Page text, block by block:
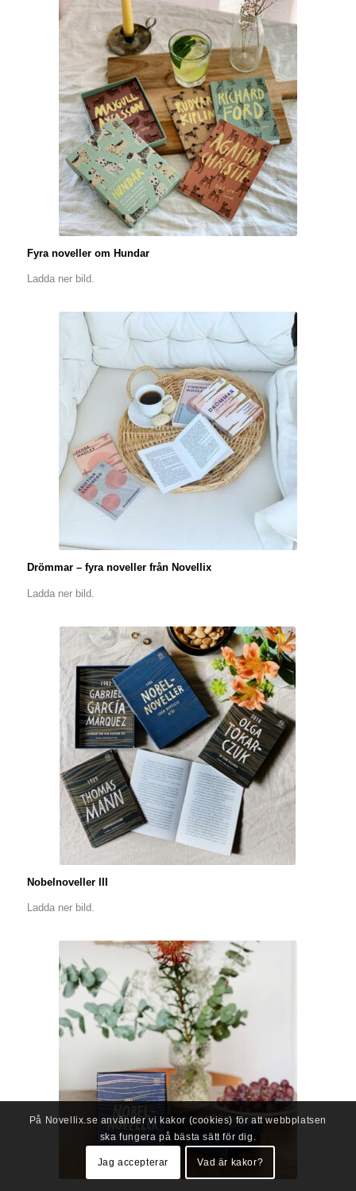
Fyra noveller om Hundar
Ladda ner bild.
Drömmar – fyra noveller från Novellix
Ladda ner bild.
Nobelnoveller III
Ladda ner bild.
På Novellix.se använder vi kakor (cookies) för att webbplatsen
ska fungera på bästa sätt för dig.
Jag accepterar Vad är kakor?